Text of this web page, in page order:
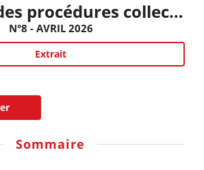
Actualité des procédures collectives civiles et commerciales
N°8 - AVRIL 2026
Extrait
Sommaire